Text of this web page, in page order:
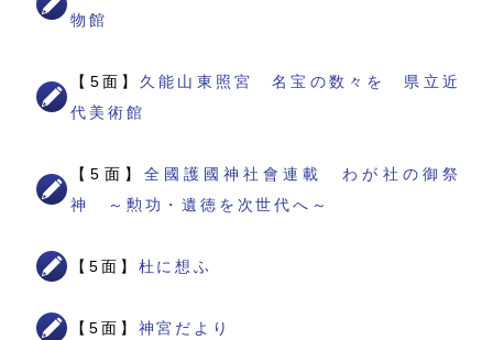
物館
【5面】 久能山東照宮 名宝の数々を 県立近
代美術館
【5面】 全國護國神社會連載 わが社の御祭
神 ～勲功・遺徳を次世代へ～
【5面】 杜に想ふ
【5面】 神宮だより